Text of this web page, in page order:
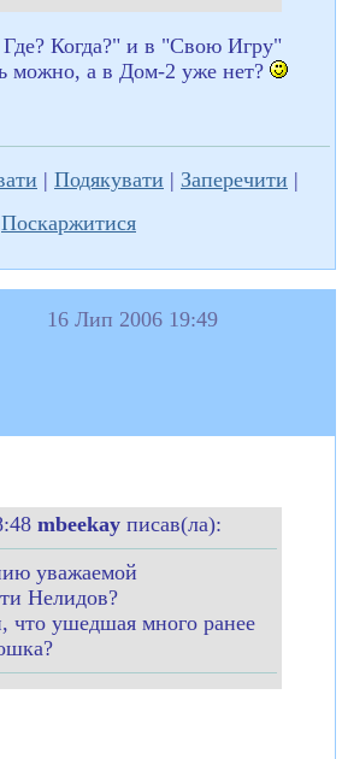
Когда?" и в "Свою Игру"
можно, а в Дом-2 уже нет?
| Подякувати | Заперечити |
Поскаржитися
16 Лип 2006 19:49
mbeekay писав(ла):
уважаемой
Нелидов?
что ушедшая много ранее